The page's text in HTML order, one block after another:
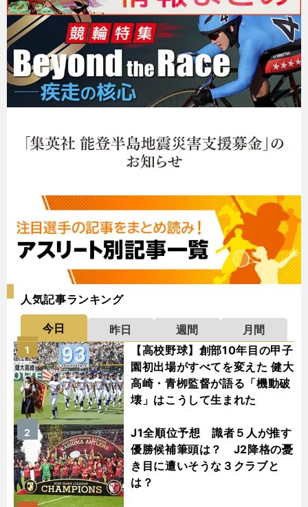
人気記事ランキング
今日 昨日 週間
月間
【高校野球】創部10年目の甲子
園初出場がすべてを変えた 健大
高崎・青栁監督が語る「機動破
壊」はこうして生まれた
1
J1全順位予想 識者５人が推す
優勝候補筆頭は？ J2降格の憂
き目に遭いそうな３クラブと
は？
2